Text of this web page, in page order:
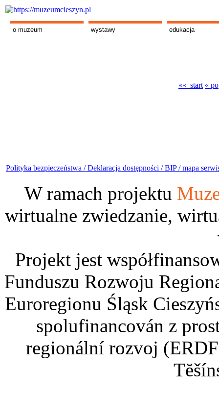
o muzeum wystawy edukacja
«« start «
Polityka bezpieczeństwa /Deklaracja dostępności /BIP /mapa
W ramach projektu
wirtualne zwiedzanie,
Projekt jest
Funduszu Rozwoju
Euroregionu Śląsk
spolufinancován z
regionální rozvoj